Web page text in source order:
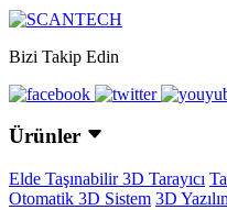
Bizi Takip Edin
Ürünler
Elde Taşınabilir 3D Tarayıcı
Otomatik 3D Sistem 3D